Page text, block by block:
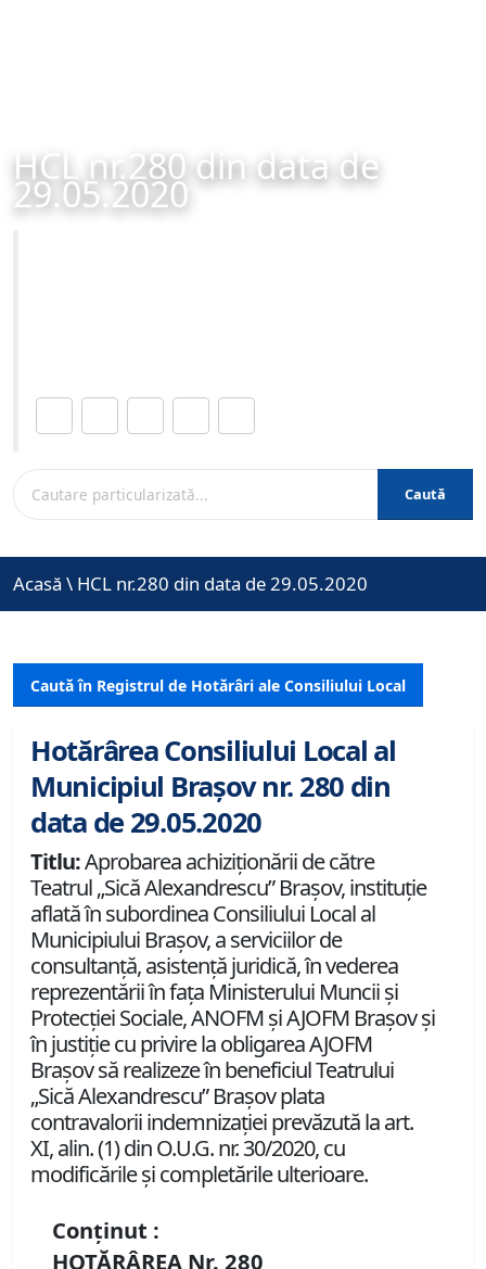
HCL nr.280 din data de
29.05.2020
Caută
Acasă \ HCL nr.280 din data de 29.05.2020
Caută în Registrul de Hotărâri ale Consiliului Local
Hotărârea Consiliului Local al
Municipiul Brașov nr. 280 din
data de 29.05.2020
Titlu:Aprobarea achiziționării de către
Teatrul „Sică Alexandrescu” Braşov, instituție
aflată în subordinea Consiliului Local al
Municipiului Brașov, a serviciilor de
consultanță, asistență juridică, în vederea
reprezentării în fața Ministerului Muncii și
Protecției Sociale, ANOFM și AJOFM Brașov și
în justiție cu privire la obligarea AJOFM
Brașov să realizeze în beneficiul Teatrului
„Sică Alexandrescu” Braşov plata
contravalorii indemnizației prevăzută la art.
XI, alin. (1) din O.U.G. nr. 30/2020, cu
modificările și completările ulterioare.
Conținut :
HOTĂRÂREA Nr. 280